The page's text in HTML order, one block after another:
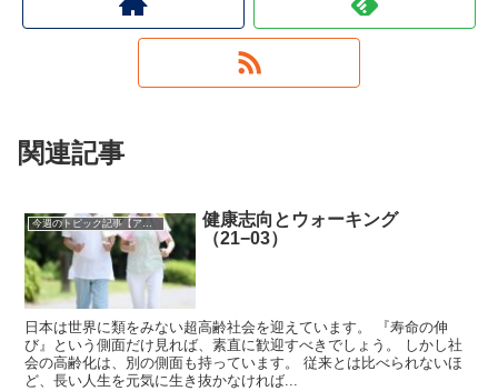
関連記事
今週のトピック記事【アーカイブ】
健康志向とウォーキング
（21−03）
日本は世界に類をみない超高齢社会を迎えています。 『寿命の伸
び』という側面だけ見れば、素直に歓迎すべきでしょう。 しかし社
会の高齢化は、別の側面も持っています。 従来とは比べられないほ
ど、長い人生を元気に生き抜かなければ...